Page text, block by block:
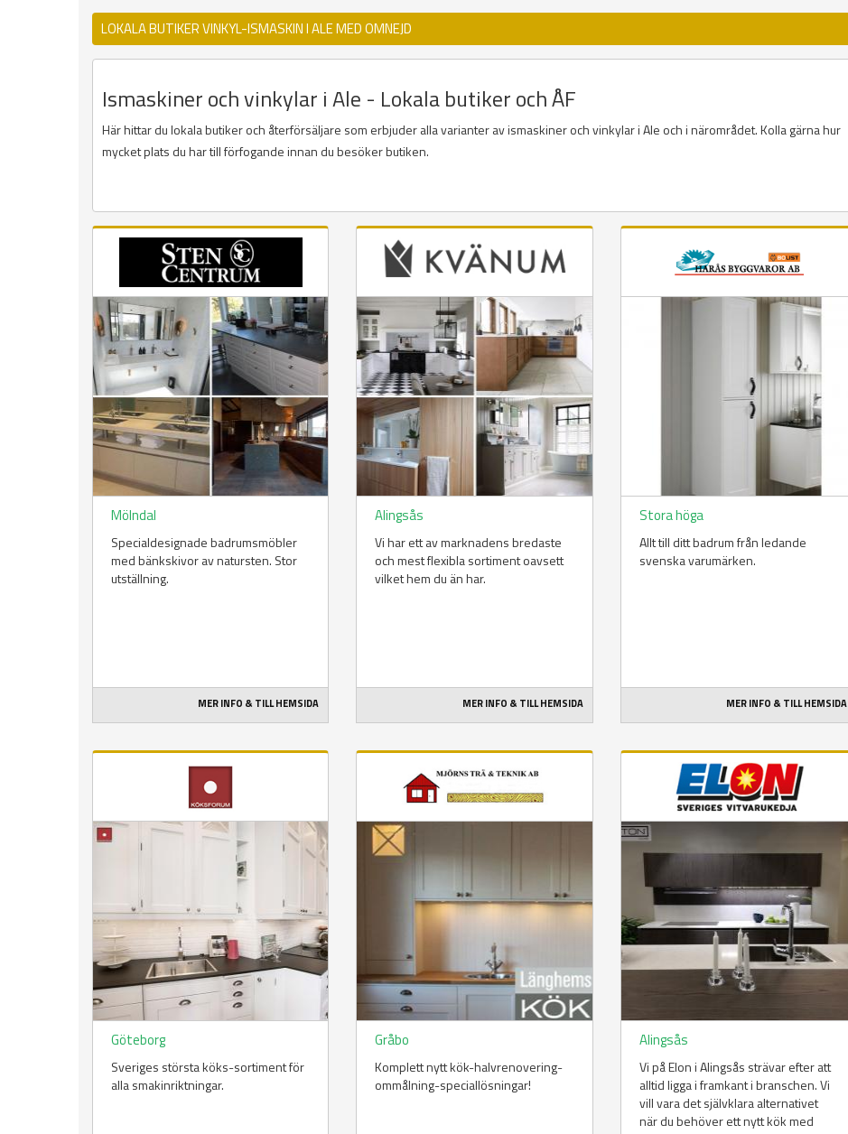
LOKALA BUTIKER VINKYL-ISMASKIN I ALE MED OMNEJD
Ismaskiner och vinkylar i Ale - Lokala butiker och ÅF
Här hittar du lokala butiker och återförsäljare som erbjuder alla varianter av ismaskiner och vinkylar i Ale och i närområdet. Kolla gärna hur
mycket plats du har till förfogande innan du besöker butiken.
Mölndal
Specialdesignade badrumsmöbler
med bänkskivor av natursten. Stor
utställning.
MER INFO & TILL HEMSIDA
Alingsås
Vi har ett av marknadens bredaste
och mest flexibla sortiment oavsett
vilket hem du än har.
MER INFO & TILL HEMSIDA
Stora höga
Allt till ditt badrum från ledande
svenska varumärken.
MER INFO & TILL HEMSIDA
Göteborg
Sveriges största köks-sortiment för
alla smakinriktningar.
Gråbo
Komplett nytt kök-halvrenovering-
ommålning-speciallösningar!
Alingsås
Vi på Elon i Alingsås strävar efter att
alltid ligga i framkant i branschen. Vi
vill vara det självklara alternativet
när du behöver ett nytt kök med